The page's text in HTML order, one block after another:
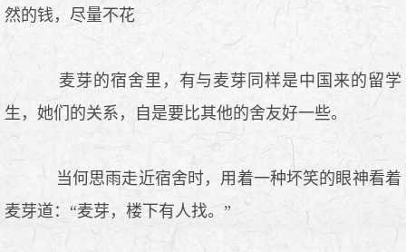
然的钱，尽量不花
麦芽的宿舍里，有与麦芽同样是中国来的留学
生，她们的关系，自是要比其他的舍友好一些。
当何思雨走近宿舍时，用着一种坏笑的眼神看着
麦芽道：“麦芽，楼下有人找。”